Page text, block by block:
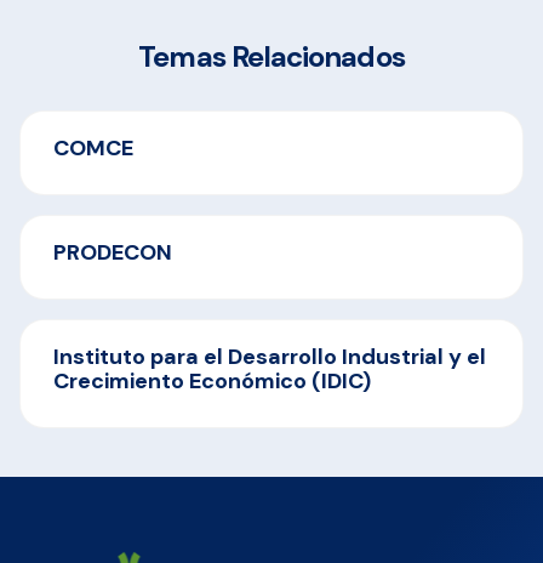
Temas Relacionados
COMCE
PRODECON
Instituto para el Desarrollo Industrial y el
Crecimiento Económico (IDIC)